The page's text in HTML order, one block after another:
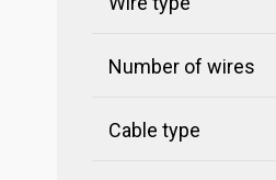
Number of wires
Cable type